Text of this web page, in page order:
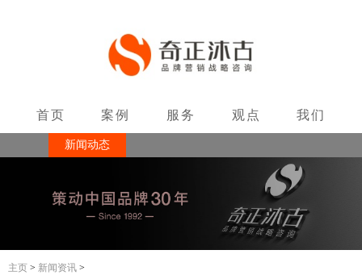
首页 案例 服务 观点 我们
联系新闻动态
主页 > 新闻资讯 >